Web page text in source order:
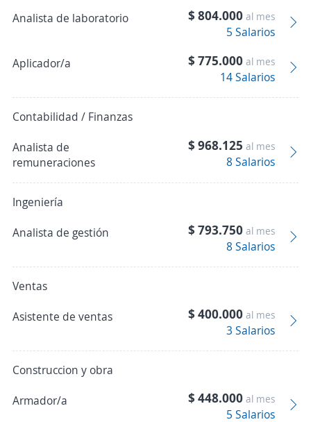
Analista de laboratorio
$ 804.000 al mes
5 Salarios
Aplicador/a $ 775.000 al mes
14 Salarios
Contabilidad / Finanzas
Analista de
remuneraciones
$ 968.125 al mes
8 Salarios
Ingeniería
Analista de gestión
$ 793.750 al mes
8 Salarios
Ventas
Asistente de ventas
$ 400.000 al mes
3 Salarios
Construccion y obra
Armador/a
$ 448.000 al mes
5 Salarios